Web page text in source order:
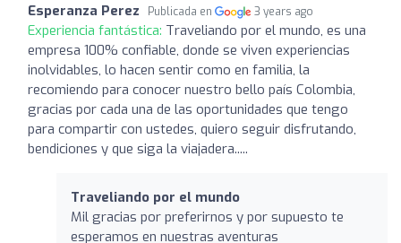
Esperanza Perez Publicada en 3 years ago
Experiencia fantástica: Traveliando por el mundo, es una
empresa 100% confiable, donde se viven experiencias
inolvidables, lo hacen sentir como en familia, la
recomiendo para conocer nuestro bello país Colombia,
gracias por cada una de las oportunidades que tengo
para compartir con ustedes, quiero seguir disfrutando,
bendiciones y que siga la viajadera.....
Traveliando por el mundo
Mil gracias por preferirnos y por supuesto te
esperamos en nuestras aventuras